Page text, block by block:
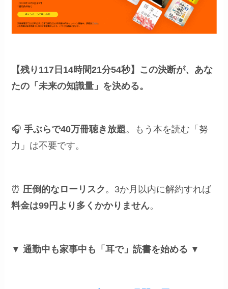
【残り117日14時間21分53秒】 この決断が、あな
たの「未来の知識量」を決める。
🎧手ぶらで40万冊聴き放題。もう本を読む「努
力」は不要です。
⏰圧倒的なローリスク。3か月以内に解約すれば
料金は99円より多くかかりません。
▼通勤中も家事中も「耳で」読書を始める ▼